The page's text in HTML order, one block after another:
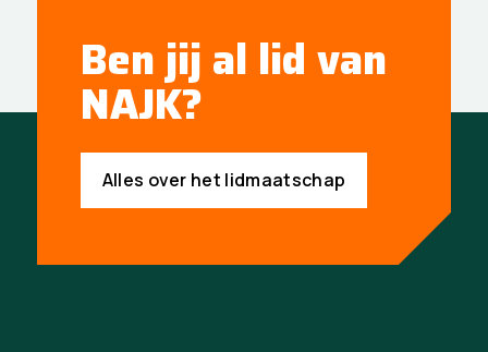
Ben jij al lid van
NAJK?
Alles over het lidmaatschap